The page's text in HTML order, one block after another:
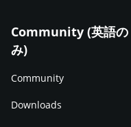
Community (英語の
み)
Community
Downloads